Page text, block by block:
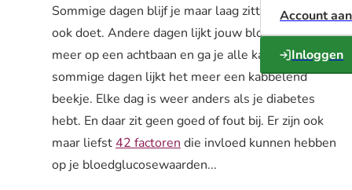
Account
Inloggen
Sommige dagen blijf je maar laag zitten, wat je
ook doet. Andere dagen lijkt jouw bloedglucose
meer op een achtbaan en ga je alle kanten op. En
sommige dagen lijkt het meer een kabbelend
beekje. Elke dag is weer anders als je diabetes
hebt. En daar zit geen goed of fout bij. Er zijn ook
maar liefst42 factoren die invloed kunnen hebben
op je bloedglucosewaarden...